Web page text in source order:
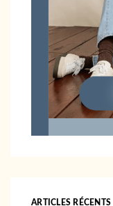
ARTICLES RÉCENTS